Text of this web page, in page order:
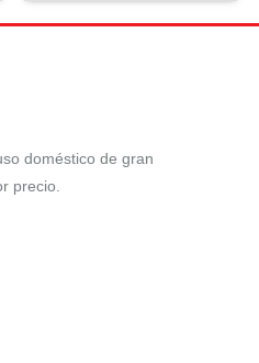
doméstico de gran
precio.